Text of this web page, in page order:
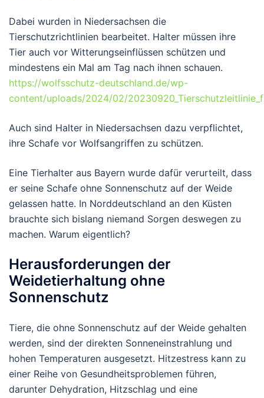
Dabei wurden in Niedersachsen die
Tierschutzrichtlinien bearbeitet. Halter müssen ihre
Tier auch vor Witterungseinflüssen schützen und
mindestens ein Mal am Tag nach ihnen schauen.
https://wolfsschutz-deutschland.de/wp-
content/uploads/2024/02/
Auch sind Halter in Niedersachsen dazu verpflichtet,
ihre Schafe vor Wolfsangriffen zu schützen.
Eine Tierhalter aus Bayern wurde dafür verurteilt, dass
er seine Schafe ohne Sonnenschutz auf der Weide
gelassen hatte. In Norddeutschland an den Küsten
brauchte sich bislang niemand Sorgen deswegen zu
machen. Warum eigentlich?
Herausforderungen der
Weidetierhaltung ohne
Sonnenschutz
Tiere, die ohne Sonnenschutz auf der Weide gehalten
werden, sind der direkten Sonneneinstrahlung und
hohen Temperaturen ausgesetzt. Hitzestress kann zu
einer Reihe von Gesundheitsproblemen führen,
darunter Dehydration, Hitzschlag und eine